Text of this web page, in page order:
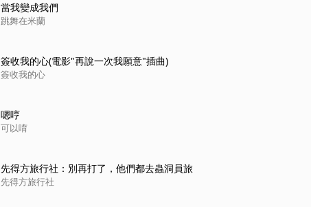
當我變成我們
跳舞在米蘭
簽收我的心(電影"再說一次我願意"插曲)
簽收我的心
嗯哼
可以唷
先得方旅行社：別再打了，他們都去蟲洞員旅
先得方旅行社